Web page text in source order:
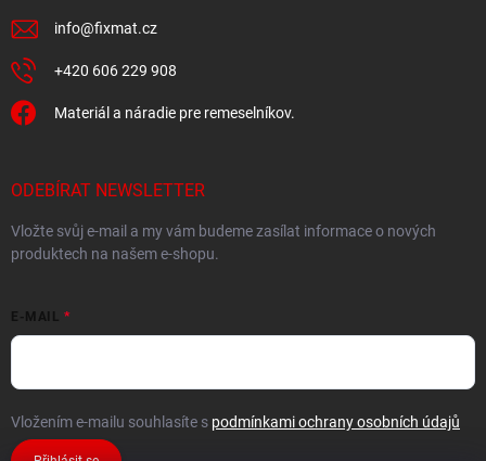
info@fixmat.cz
+420 606 229 908
Materiál a náradie pre remeselníkov.
ODEBÍRAT NEWSLETTER
Vložte svůj e-mail a my vám budeme zasílat informace o nových
produktech na našem e-shopu.
E-MAIL
Vložením e-mailu souhlasíte s podmínkami ochrany osobních údajů